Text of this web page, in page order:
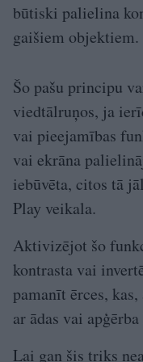
būtiski palielina
gaišiem objektiem.
Šo pašu principu
viedtālruņos, ja
vai pieejamības
vai ekrāna
iebūvēta, citos tā
Play veikala.
Aktivizējot šo
kontrasta vai
pamanīt ērces,
ar ādas vai
Lai gan šis triks